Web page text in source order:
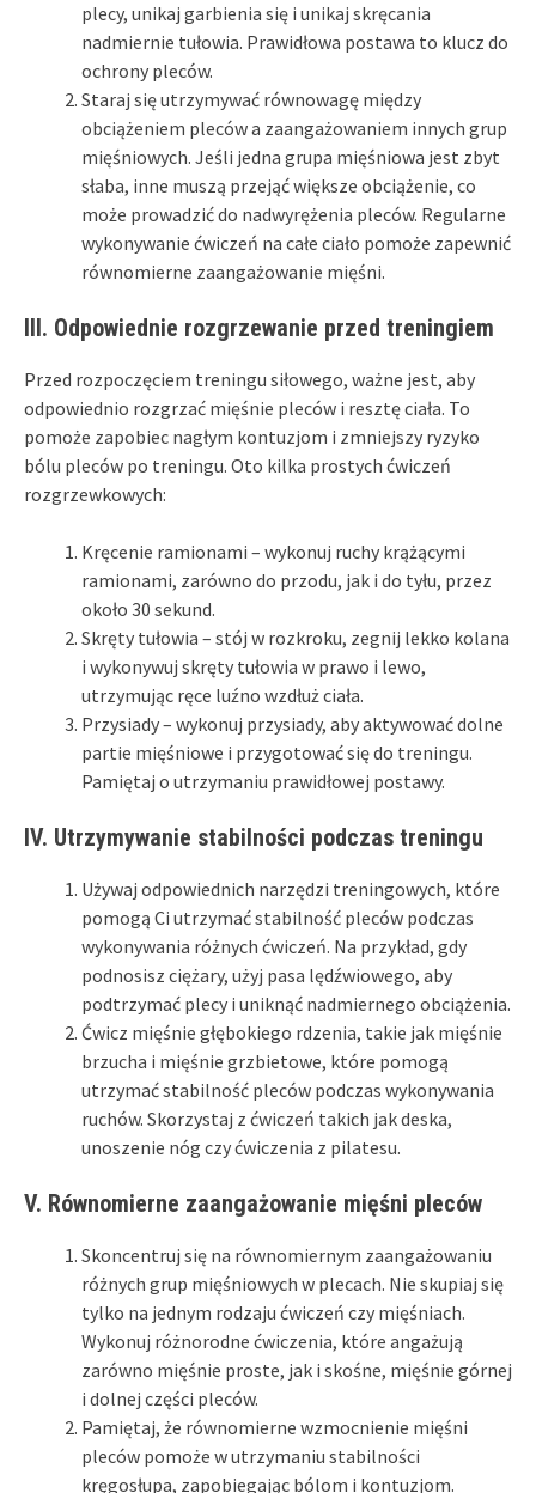
plecy, unikaj garbienia się i unikaj skręcania
nadmiernie tułowia. Prawidłowa postawa to klucz do
ochrony pleców.
Staraj się utrzymywać równowagę między
obciążeniem pleców a zaangażowaniem innych grup
mięśniowych. Jeśli jedna grupa mięśniowa jest zbyt
słaba, inne muszą przejąć większe obciążenie, co
może prowadzić do nadwyrężenia pleców. Regularne
wykonywanie ćwiczeń na całe ciało pomoże zapewnić
równomierne zaangażowanie mięśni.
III. Odpowiednie rozgrzewanie przed treningiem
Przed rozpoczęciem treningu siłowego, ważne jest, aby
odpowiednio rozgrzać mięśnie pleców i resztę ciała. To
pomoże zapobiec nagłym kontuzjom i zmniejszy ryzyko
bólu pleców po treningu. Oto kilka prostych ćwiczeń
rozgrzewkowych:
Kręcenie ramionami – wykonuj ruchy krążącymi
ramionami, zarówno do przodu, jak i do tyłu, przez
około 30 sekund.
Skręty tułowia – stój w rozkroku, zegnij lekko kolana
i wykonywuj skręty tułowia w prawo i lewo,
utrzymując ręce luźno wzdłuż ciała.
Przysiady – wykonuj przysiady, aby aktywować dolne
partie mięśniowe i przygotować się do treningu.
Pamiętaj o utrzymaniu prawidłowej postawy.
IV. Utrzymywanie stabilności podczas treningu
Używaj odpowiednich narzędzi treningowych, które
pomogą Ci utrzymać stabilność pleców podczas
wykonywania różnych ćwiczeń. Na przykład, gdy
podnosisz ciężary, użyj pasa lędźwiowego, aby
podtrzymać plecy i uniknąć nadmiernego obciążenia.
Ćwicz mięśnie głębokiego rdzenia, takie jak mięśnie
brzucha i mięśnie grzbietowe, które pomogą
utrzymać stabilność pleców podczas wykonywania
ruchów. Skorzystaj z ćwiczeń takich jak deska,
unoszenie nóg czy ćwiczenia z pilatesu.
V. Równomierne zaangażowanie mięśni pleców
Skoncentruj się na równomiernym zaangażowaniu
różnych grup mięśniowych w plecach. Nie skupiaj się
tylko na jednym rodzaju ćwiczeń czy mięśniach.
Wykonuj różnorodne ćwiczenia, które angażują
zarówno mięśnie proste, jak i skośne, mięśnie górnej
i dolnej części pleców.
Pamiętaj, że równomierne wzmocnienie mięśni
pleców pomoże w utrzymaniu stabilności
kręgosłupa, zapobiegając bólom i kontuzjom.